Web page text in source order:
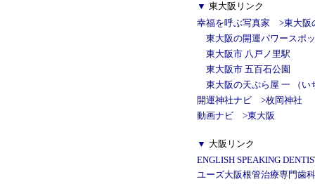
▼ 東大阪リンク
幸福を呼ぶ写真家 >東大阪
東大阪の開運パワースポ
東大阪市 八戸ノ里駅
東大阪市 五百石公園
東大阪の天ぷら屋 一 （い
開運神社ナビ>枚岡神社
動画ナビ>東大阪
▼ 大阪リンク
ENGLISH SPEAKING
ユーズ大阪根管治療専門歯